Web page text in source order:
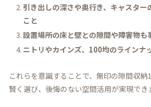
引き出しの深さや奥行き、キャスター
こと
設置場所の床と壁との隙間や障害物も
ニトリやカインズ、100均のラインナ
これらを意識することで、無印の隙間収納
賢く選び、後悔のない空間活用が実現でき